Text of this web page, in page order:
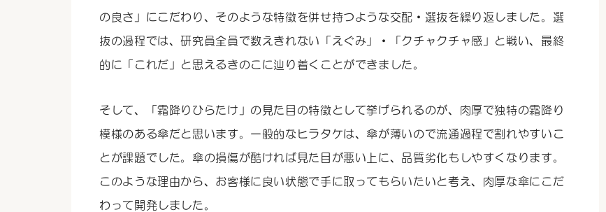
の良さ」にこだわり、そのような特徴を併せ持つような交配・選抜を繰り返しました。選
抜の過程では、研究員全員で数えきれない「えぐみ」・「クチャクチャ感」と戦い、最終
的に「これだ」と思えるきのこに辿り着くことができました。
そして、「霜降りひらたけ」の見た目の特徴として挙げられるのが、肉厚で独特の霜降り
模様のある傘だと思います。一般的なヒラタケは、傘が薄いので流通過程で割れやすいこ
とが課題でした。傘の損傷が酷ければ見た目が悪い上に、品質劣化もしやすくなります。
このような理由から、お客様に良い状態で手に取ってもらいたいと考え、肉厚な傘にこだ
わって開発しました。